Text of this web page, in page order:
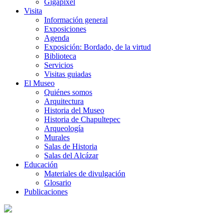
Gigapixel
Visita
Información general
Exposiciones
Agenda
Exposición: Bordado, de la virtud
Biblioteca
Servicios
Visitas guiadas
El Museo
Quiénes somos
Arquitectura
Historia del Museo
Historia de Chapultepec
Arqueología
Murales
Salas de Historia
Salas del Alcázar
Educación
Materiales de divulgación
Glosario
Publicaciones